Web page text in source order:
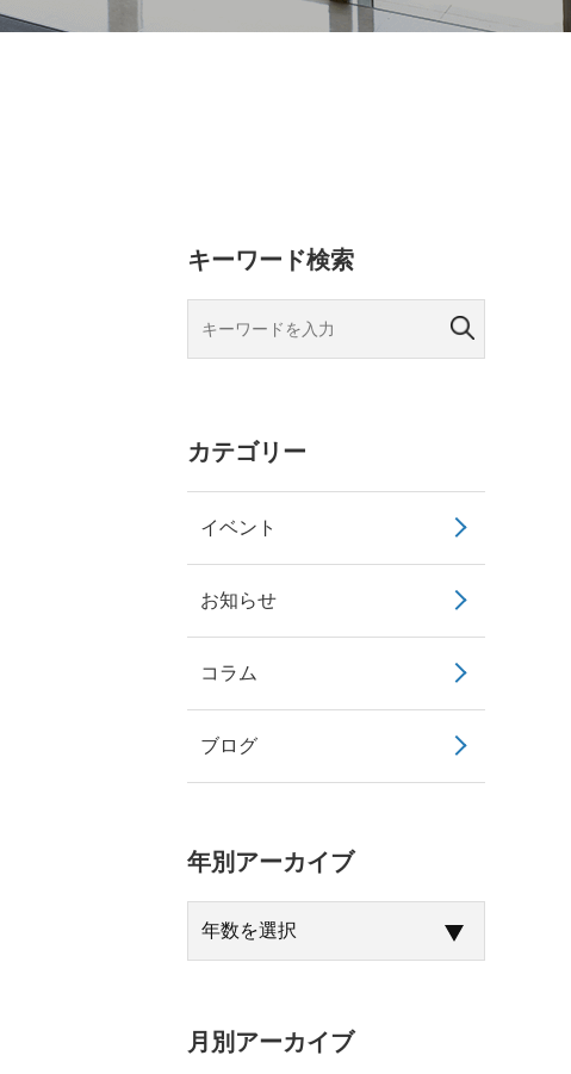
キーワード検索
カテゴリー
イベント
お知らせ
コラム
ブログ
年別アーカイブ
月別アーカイブ